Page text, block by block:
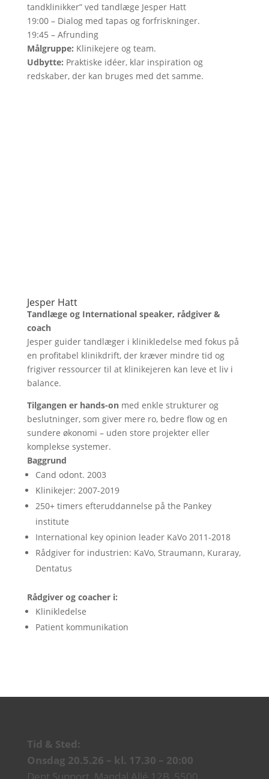
tandklinikker” ved tandlæge Jesper Hatt
19:00 – Dialog med tapas og forfriskninger.
19:45 – Afrunding
Målgruppe: Klinikejere og team.
Udbytte: Praktiske idéer, klar inspiration og
redskaber, der kan bruges med det samme.
Jesper Hatt
Tandlæge og International speaker, rådgiver &
coach
Jesper guider tandlæger i klinikledelse med fokus på
en profitabel klinikdrift, der kræver mindre tid og
frigiver ressourcer til at klinikejeren kan leve et liv i
balance.
Tilgangen er hands-onmed enkle strukturer og
beslutninger, som giver mere ro, bedre flow og en
sundere økonomi – uden store projekter eller
komplekse systemer.
Baggrund
Cand odont. 2003
Klinikejer: 2007-2019
250+ timers efteruddannelse på the Pankey
institute
International key opinion leader KaVo 2011-2018
Rådgiver for industrien: KaVo, Straumann, Kuraray,
Dentatus
Rådgiver og coacher i:
Klinikledelse
Patient kommunikation
Tid & Sted:
Onsdag 20.5.26 – kl. 17.30 – 20:00